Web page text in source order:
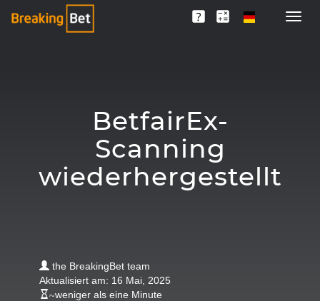
BetfairEx-
Scanning
wiederhergestellt
the BreakingBet team
Aktualisiert am: 16 Mai, 2025
~weniger als eine Minute